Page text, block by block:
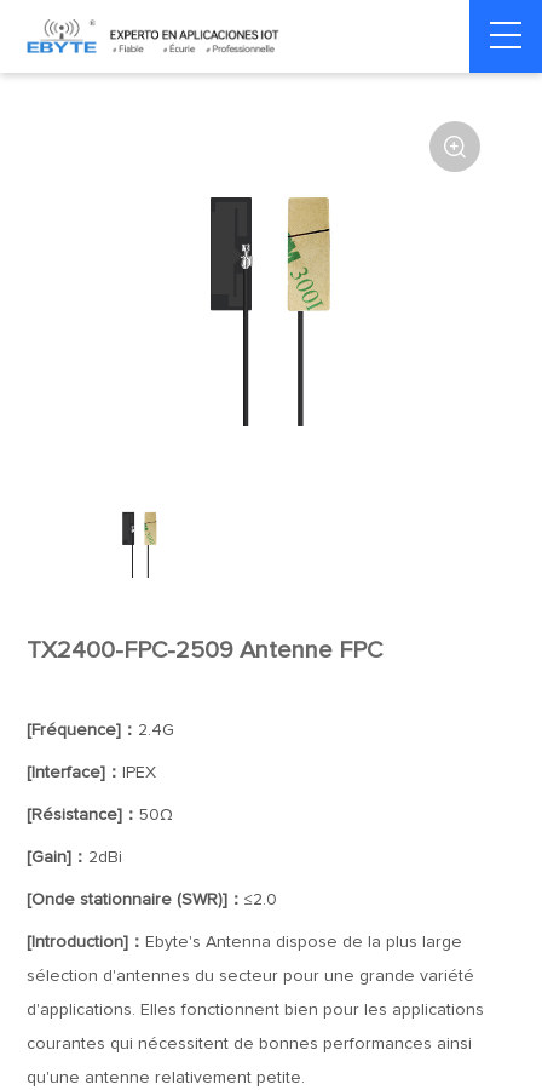
Home > Accessoires > Antenna

TX2400-FPC-2509 Antenne FPC
[Fréquence]： 2.4G
[Interface]： IPEX
[Résistance]：50Ω
[Gain]： 2dBi
[Onde stationnaire (SWR)]：≤2.0
[Introduction]： Ebyte's Antenna dispose de la plus large
sélection d'antennes du secteur pour une grande variété
d'applications. Elles fonctionnent bien pour les applications
courantes qui nécessitent de bonnes performances ainsi
qu'une antenne relativement petite.